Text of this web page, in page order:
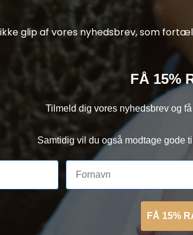
glip af vores nyhedsbrev, som
FÅ 15%
Tilmeld dig vores nyhedsbrev og
Samtidig vil du også modtage gode
FÅ 15%